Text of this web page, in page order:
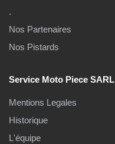
.
Nos Partenaires
Nos Pistards
Service Moto Piece SARL
Mentions Legales
Historique
L'équipe